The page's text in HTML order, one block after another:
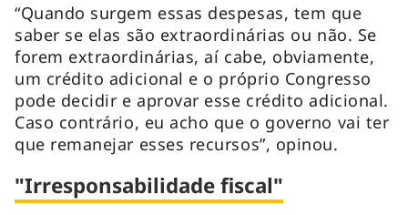
“Quando surgem essas despesas, tem que
saber se elas são extraordinárias ou não. Se
forem extraordinárias, aí cabe, obviamente,
um crédito adicional e o próprio Congresso
pode decidir e aprovar esse crédito adicional.
Caso contrário, eu acho que o governo vai ter
que remanejar esses recursos”, opinou.
"Irresponsabilidade fiscal"